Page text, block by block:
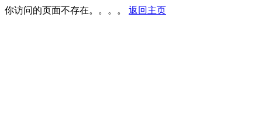
你访问的页面不存在。。。。 返回主页